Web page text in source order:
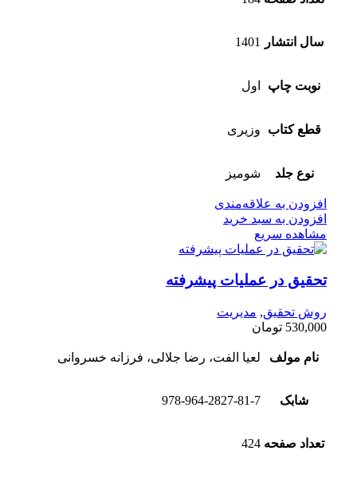
سال انتشار 1401
نوبت چاپ اول
قطع کتاب وزیری
نوع جلد شومیز
افزودن به علاقه‌مندی
افزودن به سبد خرید
مشاهده سریع
تحقیق در عملیات پیشرفته
روش تحقیق, مدیریت
530,000 تومان
نام مولف لعیا الفت، رضا جلالی، فرزانه خسروانی
شابک 978-964-2827-81-7
تعداد صفحه 424